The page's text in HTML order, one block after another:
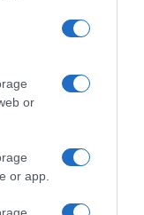
or
or app.